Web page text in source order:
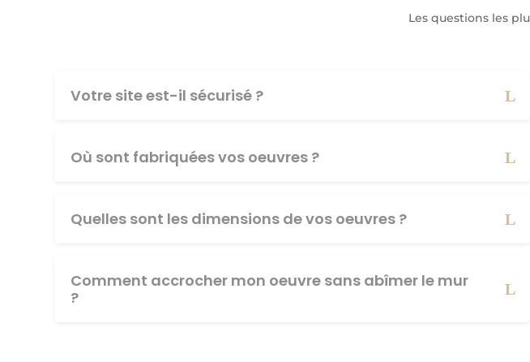
Les questions les
Votre site est-il sécurisé ?
Où sont fabriquées vos oeuvres ?
Quelles sont les dimensions de vos oeuvres ?
Comment accrocher mon oeuvre sans abîmer le mur
?